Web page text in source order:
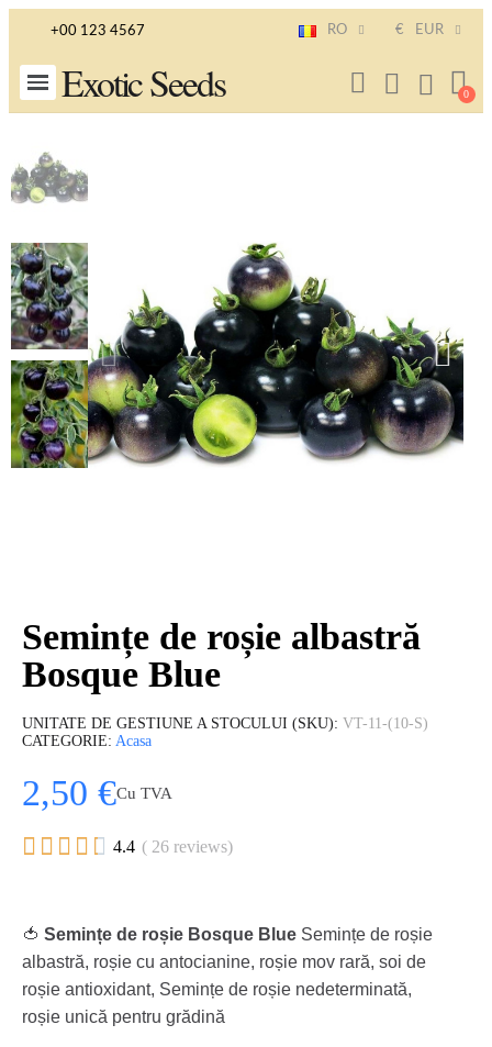
+00 123 4567 RO € EUR
Exotic Seeds
Semințe de roșie albastră
Bosque Blue
UNITATE DE GESTIUNE A STOCULUI (SKU) VT-11-(10-S)
CATEGORIE Acasa
2,50 €Cu TVA
     4.4 ( 26 reviews)
🍅 Semințe de roșie Bosque Blue Semințe de roșie
albastră, roșie cu antocianine, roșie mov rară, soi de
roșie antioxidant, Semințe de roșie nedeterminată,
roșie unică pentru grădină